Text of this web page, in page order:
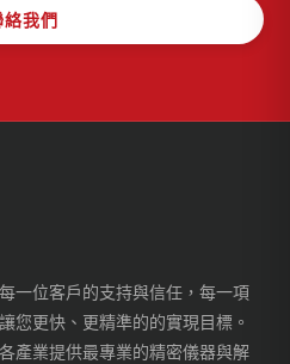
絡我們
一位客戶的支持與信任，每一項
您更快、更精準的的實現目標。
產業提供最專業的精密儀器與解